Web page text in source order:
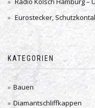
Eurostecker,
KATEGORIEN
Bauen
Diamantschliffkappen